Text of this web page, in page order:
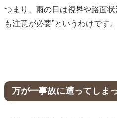
つまり、雨の日は視界や路面
も注意が必要”というわけです。
万が一事故に遭ってしま